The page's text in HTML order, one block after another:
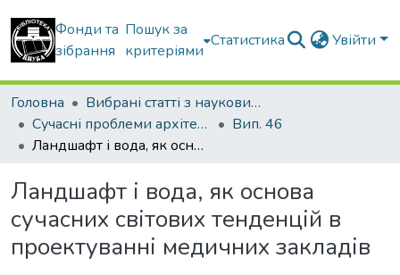
Фонди та
зібрання
Пошук за
критеріями
Статистика Увійти
Головна
Вибрані статті з наукових збірників КНУБА
Сучасні проблеми архітектури та містобудування
Вип. 46
Ландшафт і вода, як основа сучасних світових тенденцій в проектуванні медичних закладів
Ландшафт і вода, як основа
сучасних світових тенденцій в
проектуванні медичних закладів